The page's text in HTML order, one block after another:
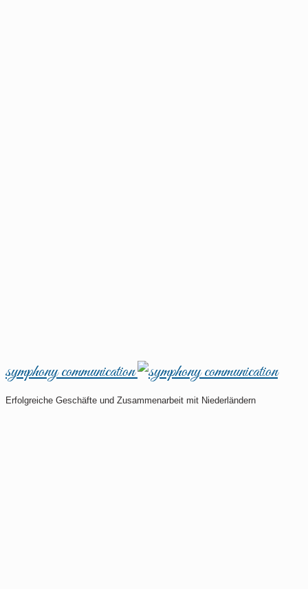
symphony communication
Erfolgreiche Geschäfte und Zusammenarbeit mit Niederländern